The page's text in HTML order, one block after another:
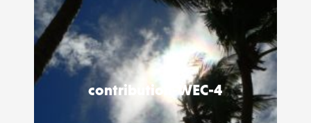
contribution-WEC-4